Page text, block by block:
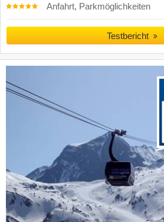
Anfahrt, Parkmöglichkeiten
Testbericht